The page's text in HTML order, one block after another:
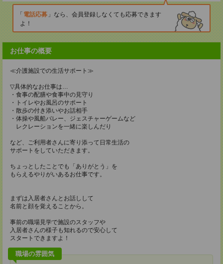
電話応募
なら、会員登録しなくても応募できます
よ！
お仕事の概要
≪介護施設での生活サポート≫
▽具体的なお仕事は…
・食事の配膳や食事中の見守り
・トイレやお風呂のサポート
・散歩の付き添いやお話相手
・体操や風船バレー、ジェスチャーゲームなど
レクレーションを一緒に楽しんだり
など、ご利用者さんに寄り添って日常生活の
サポートをしていただきます。
ちょっとしたことでも「ありがとう」を
もらえるやりがいあるお仕事です。
まずは入居者さんとお話しして
名前と顔を覚えることから。
事前の職場見学で施設のスタッフや
入居者さんの様子も知れるので安心して
スタートできますよ！
職場の雰囲気